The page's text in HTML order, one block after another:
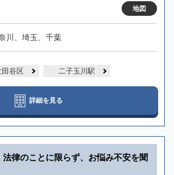
地図
川、埼玉、千葉
田谷区 二子玉川駅
詳細を見る
法律のことに限らず、お悩み不安を聞